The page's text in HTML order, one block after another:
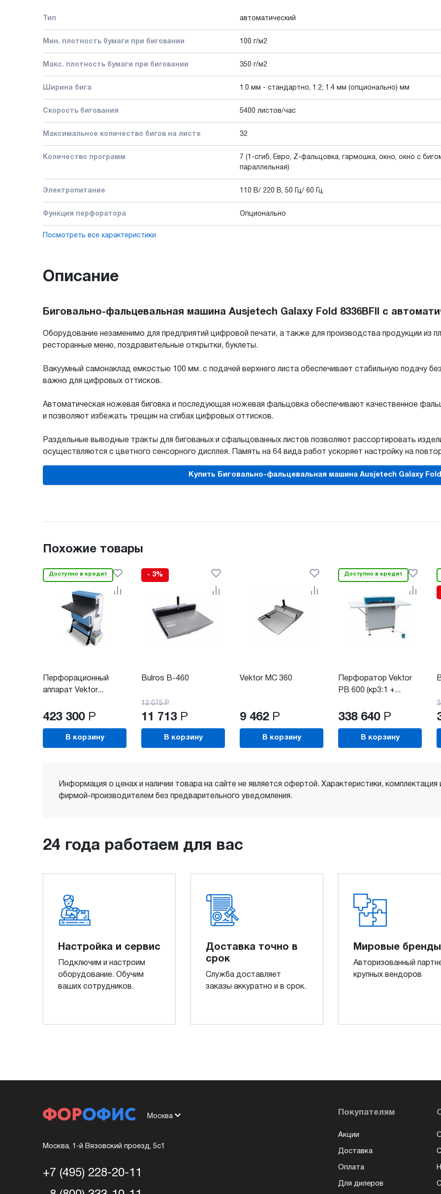
Тип автоматический
Мин. плотность бумаги при биговании 100 г/м2
Макс. плотность бумаги при биговании 350 г/м2
Ширина бига 1.0 мм - стандартно, 1.2; 1.4 мм (опционально) мм
Скорость бигования 5400 листов/час
Максимальное количество бигов на листе 32
Количество программ
7 (1-сгиб, Евро, Z-фальцовка, гармошка, окно, окно с
параллельная)
Электропитание 110 В/ 220 В, 50 Гц/ 60 Гц
Функция перфоратора Опционально
Посмотреть все характеристики
Описание
Биговально-фальцевальная машина Ausjetech Galaxy Fold 8336BFII с
Оборудование незаменимо для предприятий цифровой печати, а также для производства продукции из
ресторанные меню, поздравительные открытки, буклеты.
Вакуумный самонаклад емкостью 100 мм. с подачей верхнего листа обеспечивает стабильную подачу
важно для цифровых оттисков.
Автоматическая ножевая биговка и последующая ножевая фальцовка обеспечивают качественное
и позволяют избежать трещин на сгибах цифровых оттисков.
Раздельные выводные тракты для бигованых и сфальцованных листов позволяют рассортировать
осуществляются с цветного сенсорного дисплея. Память на 64 вида работ ускоряет настройку на
Купить Биговально-фальцевальная машина Ausjetech Galaxy Fold
Похожие товары
Доступно в кредит
Перфорационный
аппарат Vektor...
423 300 Р
В корзину
- 3%
Bulros B-460
12 075 Р
11 713 Р
В корзину
Vektor MC 360
9 462 Р
В корзину
Доступно в кредит
Перфоратор Vektor
PB 600 (кр3:1 +...
338 640 Р
В корзину
Информация о ценах и наличии товара на сайте не является офертой. Характеристики,
фирмой-производителем без предварительного уведомления.
24 года работаем для вас
Настройка и сервис
Подключим и настроим
оборудование. Обучим
ваших сотрудников.
Доставка точно в
срок
Служба доставляет
заказы аккуратно и в срок.
Мировые бренды
Авторизованный
крупных вендоров
Москва
Москва, 1-й Вязовский проезд, 5с1
+7 (495) 228-20-11
Покупателям
Акции
Доставка
Оплата
Для дилеров